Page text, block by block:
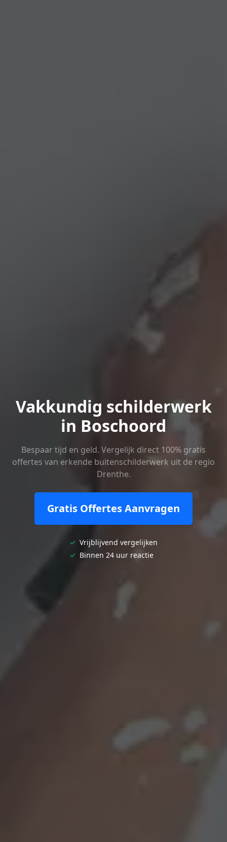
Vakkundig schilderwerk
in Boschoord
Bespaar tijd en geld. Vergelijk direct 100% gratis
offertes van erkende buitenschilderwerk uit de regio
Drenthe.
Gratis Offertes Aanvragen
✓ Vrijblijvend vergelijken
✓ Binnen 24 uur reactie